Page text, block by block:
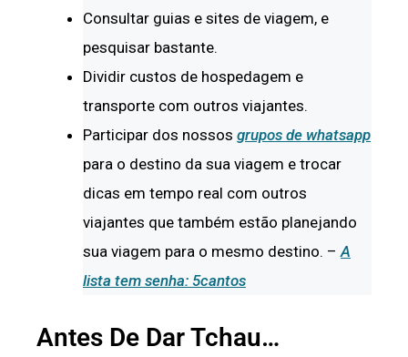
Consultar guias e sites de viagem, e
pesquisar bastante.
Dividir custos de hospedagem e
transporte com outros viajantes.
Participar dos nossos grupos de whatsapp
para o destino da sua viagem e trocar
dicas em tempo real com outros
viajantes que também estão planejando
sua viagem para o mesmo destino. –A
lista tem senha: 5cantos
Antes De Dar Tchau…